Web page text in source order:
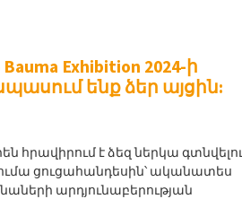
Exhibition 2024-ի
ենք ձեր այցին:
հրավիրում է ձեզ ներկա գտնվելու
ցուցահանդեսին՝ ականատես
արդյունաբերության